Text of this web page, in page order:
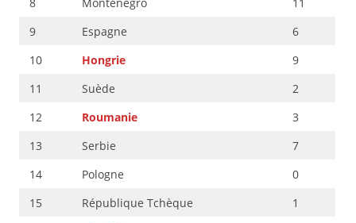
8
Monténégro
11
9
Espagne
6
10
Hongrie
9
11
Suède
2
12
Roumanie
3
13
Serbie
7
14
Pologne
0
15
République Tchèque
1